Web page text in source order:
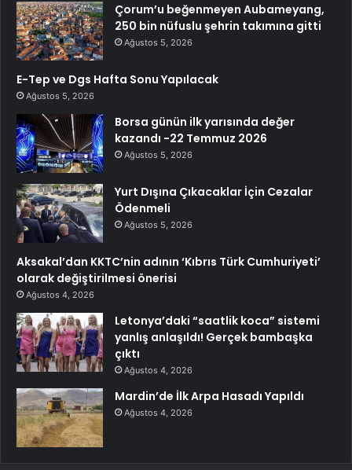
Çorum’u beğenmeyen Aubameyang,
250 bin nüfuslu şehrin takımına gitti
Ağustos 5, 2026
E-Tep ve Dgs Hafta Sonu Yapılacak
Ağustos 5, 2026
Borsa günün ilk yarısında değer
kazandı -22 Temmuz 2026
Ağustos 5, 2026
Yurt Dışına Çıkacaklar İçin Cezalar
Ödenmeli
Ağustos 5, 2026
Aksakal’dan KKTC’nin adının ‘Kıbrıs Türk Cumhuriyeti’
olarak değiştirilmesi önerisi
Ağustos 4, 2026
Letonya’daki “saatlik koca” sistemi
yanlış anlaşıldı! Gerçek bambaşka
çıktı
Ağustos 4, 2026
Mardin’de İlk Arpa Hasadı Yapıldı
Ağustos 4, 2026